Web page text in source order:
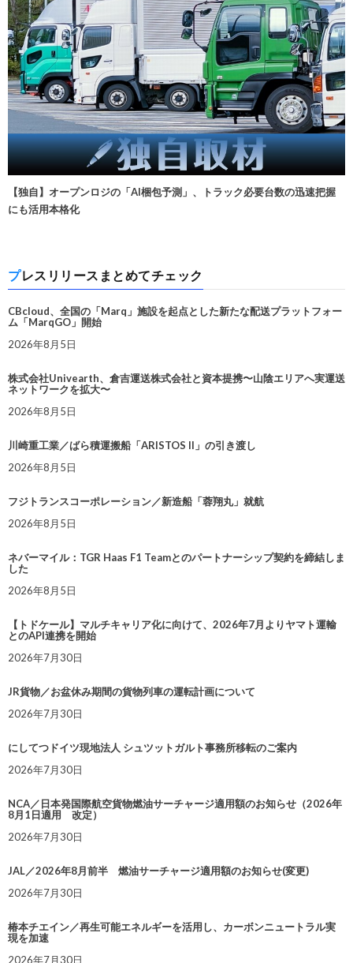
【独自】オープンロジの「AI梱包予測」、トラック必要台数の迅速把握
にも活用本格化
プレスリリースまとめてチェック
CBcloud、全国の「Marq」施設を起点とした新たな配送プラットフォー
ム「MarqGO」開始
2026年8月5日
株式会社Univearth、倉吉運送株式会社と資本提携〜山陰エリアへ実運送
ネットワークを拡大〜
2026年8月5日
川崎重工業／ばら積運搬船「ARISTOS II」の引き渡し
2026年8月5日
フジトランスコーポレーション／新造船「蓉翔丸」就航
2026年8月5日
ネバーマイル：TGR Haas F1 Teamとのパートナーシップ契約を締結しま
した
2026年8月5日
【トドケール】マルチキャリア化に向けて、2026年7月よりヤマト運輸
とのAPI連携を開始
2026年7月30日
JR貨物／お盆休み期間の貨物列車の運転計画について
2026年7月30日
にしてつドイツ現地法人 シュツットガルト事務所移転のご案内
2026年7月30日
NCA／日本発国際航空貨物燃油サーチャージ適用額のお知らせ（2026年
8月1日適用 改定）
2026年7月30日
JAL／2026年8月前半 燃油サーチャージ適用額のお知らせ(変更)
2026年7月30日
椿本チエイン／再生可能エネルギーを活用し、カーボンニュートラル実
現を加速
2026年7月30日